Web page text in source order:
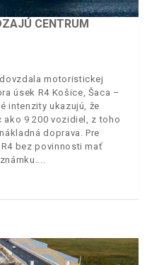
CENTRUM
motoristickej
úsek R4 Košice, Šaca –
intenzity ukazujú, že
ako 9 200 vozidiel, z toho
doprava. Pre
bez povinnosti mať